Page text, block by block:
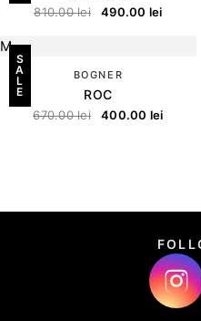
810.00lei 490.00 lei
S
A
L
E
M
BOGNER
ROC
670.00lei 400.00 lei